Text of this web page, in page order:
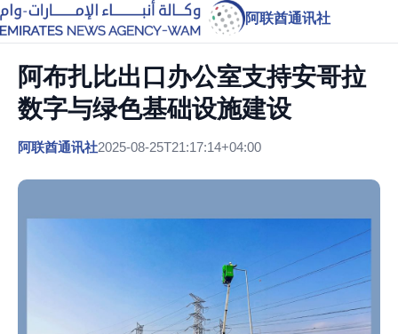
阿联酋通讯社
阿布扎比出口办公室支持安哥拉
数字与绿色基础设施建设
阿联酋通讯社2025-08-25T21:17:14+04:00